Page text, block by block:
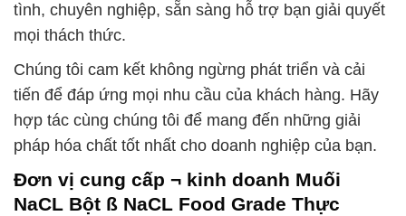
tình, chuyên nghiệp, sẵn sàng hỗ trợ bạn giải quyết
mọi thách thức.
Chúng tôi cam kết không ngừng phát triển và cải
tiến để đáp ứng mọi nhu cầu của khách hàng. Hãy
hợp tác cùng chúng tôi để mang đến những giải
pháp hóa chất tốt nhất cho doanh nghiệp của bạn.
Đơn vị cung cấp ¬ kinh doanh Muối
NaCL Bột ß NaCL Food Grade Thực